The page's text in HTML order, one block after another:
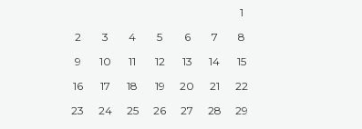
1
2
3 4 5 6 7
8
9
10 11 12 13 14
15
16
17 18 19 20 21
22
23
24 25 26 27 28
29